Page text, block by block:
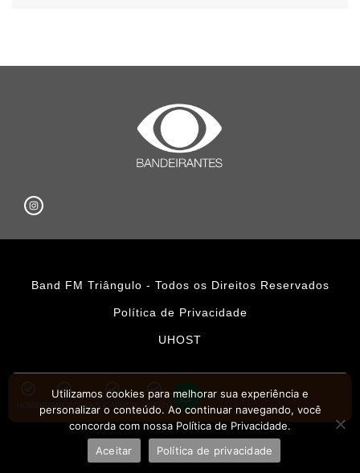
Band FM Triângulo - Todos os Direitos Reservados
Política de Privacidade
UHOST
PROMOÇÕESAPLICATIVOS CONTATO
Utilizamos cookies para melhorar sua experiência e
personalizar o conteúdo. Ao continuar navegando, você
concorda com nossa Política de Privacidade.
Aceitar
Política de privacidade